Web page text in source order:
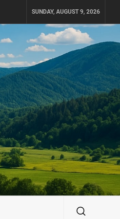
SUNDAY, AUGUST 9, 2026